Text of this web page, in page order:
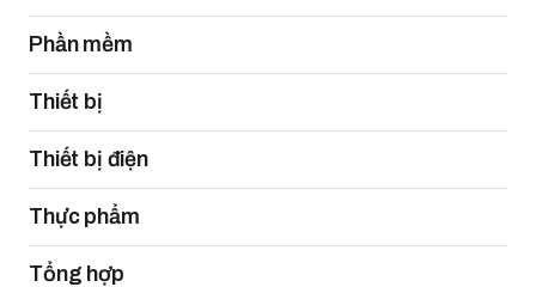
Phần mềm
Thiết bị
Thiết bị điện
Thực phẩm
Tổng hợp